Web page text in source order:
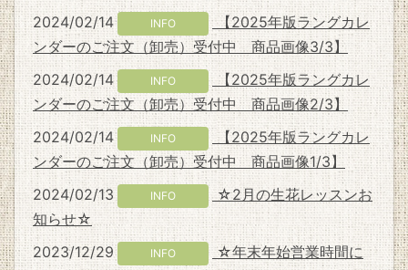
2024/02/14
INFO
【2025年版ラングカレ
ンダーのご注文（卸売）受付中 商品画像3/3】
2024/02/14
INFO
【2025年版ラングカレ
ンダーのご注文（卸売）受付中 商品画像2/3】
2024/02/14
INFO
【2025年版ラングカレ
ンダーのご注文（卸売）受付中 商品画像1/3】
2024/02/13
INFO
☆2月の生花レッスンお
知らせ☆
2023/12/29
INFO
☆年末年始営業時間に